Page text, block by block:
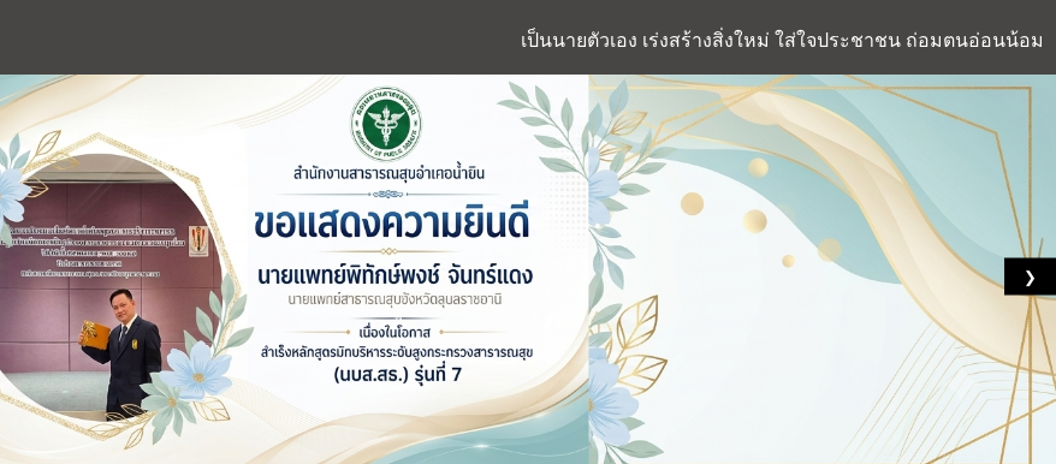
เป็นนายตัวเอง เร่งสร้างสิ่งใหม่ ใส่ใจประชาชน ถ่อมตนอ่อนน้อม
❯